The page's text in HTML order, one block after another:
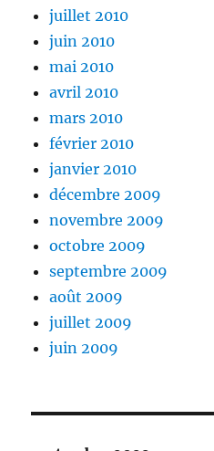
juillet 2010
juin 2010
mai 2010
avril 2010
mars 2010
février 2010
janvier 2010
décembre 2009
novembre 2009
octobre 2009
septembre 2009
août 2009
juillet 2009
juin 2009